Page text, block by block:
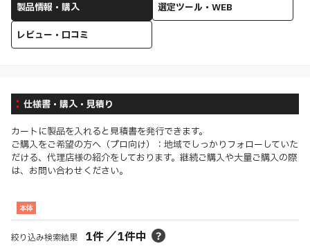
製品情報・購入
選定ツール・WEB
レビュー・口コミ
仕様書・購入・見積り
カートに製品を入れると見積書を発行できます。
ご購入をご希望の方へ（プロ向け）：地域でしっかりフォローしていた
だける、代理店様の紹介をしております。継続ご購入や大量ご購入の際
は、お問い合わせください。
本体
絞り込み検索結果 1件／1件中